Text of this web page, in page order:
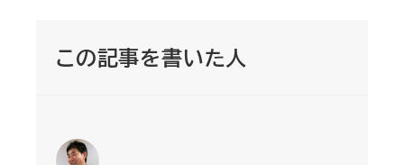
この記事を書いた人